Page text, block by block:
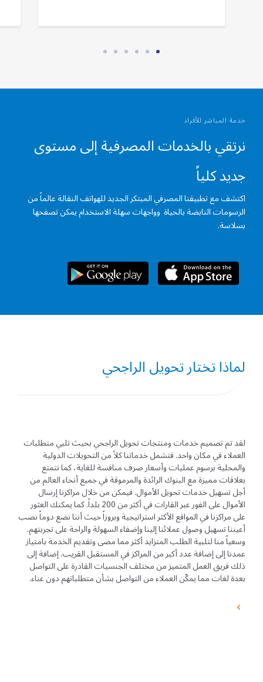
خدمة المباشر للأفراد
نرتقي بالخدمات المصرفية إلى مستوى
جديد كلياً
اكتشف مع تطبيقنا المصرفي المبتكر الجديد للهواتف النقالة عالماً من
الرسومات النابضة بالحياة وواجهات سهلة الاستخدام يمكن تصفحها
بسلاسة.
لماذا تختار تحويل الراجحي
لقد تم تصميم خدمات ومنتجات تحويل الراجحي بحيث تلبي متطلبات
العملاء في مكان واحد. فتشمل خدماتنا كلاً من التحويلات الدولية
والمحلية برسوم عمليات وأسعار صرف منافسة للغاية، كما نتمتع
بعلاقات مميزة مع البنوك الرائدة والمرموقة في جميع أنحاء العالم من
أجل تسهيل خدمات تحويل الأموال. فيمكن من خلال مراكزنا إرسال
الأموال على الفور عبر القارات في أكثر من 200 بلداً. كما يمكنك العثور
على مراكزنا في المواقع الأكثر استراتيجية وبروزاً حيث أننا نضع دوماً نصب
أعيننا تسهيل وصول عملائنا إلينا وإضفاء السهولة والراحة على تجربتهم.
وسعياً منا لتلبية الطلب المتزايد أكثر مما مضى وتقديم الخدمة بامتياز
عمدنا إلى إضافة عدد أكبر من المراكز في المستقبل القريب. إضافة إلى
ذلك فريق العمل المتميز من مختلف الجنسيات القادرة على التواصل
بعدة لغات مما يمكّن العملاء من التواصل بشأن متطلباتهم دون عناء.